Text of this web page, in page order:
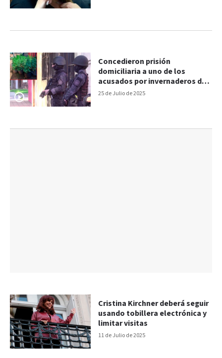
25 de Julio de 2025
Concedieron prisión
domiciliaria a uno de los
acusados por invernaderos de
marihuana
11 de Julio de 2025
Cristina Kirchner deberá seguir
usando tobillera electrónica y
limitar visitas